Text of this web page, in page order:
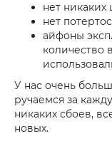
нет
нет
айфоны
количество
У нас очень
ручаемся за
никаких сбоев,
новых.